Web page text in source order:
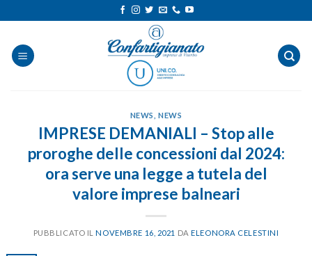
ai
contenuti
NEWS ,NEWS
IMPRESE DEMANIALI – Stop alle
proroghe delle concessioni dal 2024:
ora serve una legge a tutela del
valore imprese balneari
PUBBLICATO ILNOVEMBRE 16, 2021 DAELEONORA CELESTINI